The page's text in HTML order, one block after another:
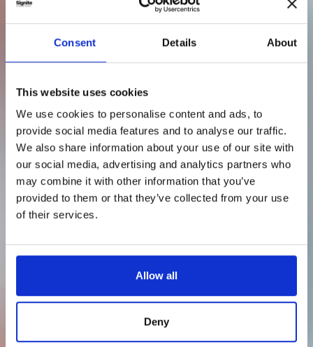
Consent Details About
This website uses cookies
We use cookies to personalise content and ads, to
provide social media features and to analyse our traffic.
We also share information about your use of our site with
our social media, advertising and analytics partners who
may combine it with other information that you’ve
provided to them or that they’ve collected from your use
of their services.
Allow all
Deny